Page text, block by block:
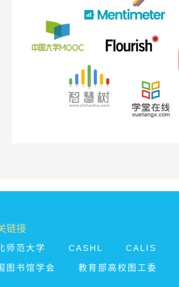
链接
师范大学 CASHL CALIS
图书馆学会 教育部高校图工委